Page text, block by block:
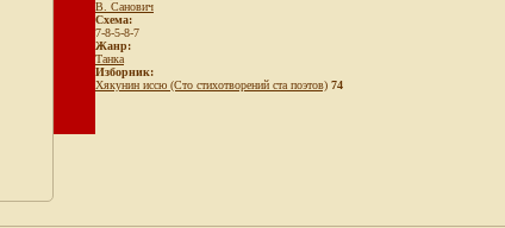
В. Санович
Схема:
7-8-5-8-7
Жанр:
Танка
Изборник:
Хякунин иссю (Сто стихотворений ста поэтов) 74